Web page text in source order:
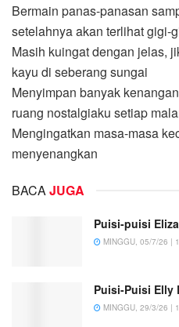
Bermain panas-panasan
setelahnya akan terlihat gigi-
Masih kuingat dengan jelas,
kayu di seberang sungai
Menyimpan banyak
ruang nostalgiaku setiap
Mengingatkan masa-masa
menyenangkan
BACAJUGA
Puisi-puisi
MINGGU, 05/7/26 |
Puisi-Puisi Elly
MINGGU, 29/3/26 |